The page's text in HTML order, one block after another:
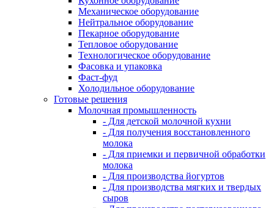
Механическое оборудование
Нейтральное оборудование
Пекарное оборудование
Тепловое оборудование
Технологическое оборудование
Фасовка и упаковка
Фаст-фуд
Холодильное оборудование
Готовые решения
Молочная промышленность
- Для детской молочной кухни
- Для получения восстановленного
молока
- Для приемки и первичной обработки
молока
- Для производства йогуртов
- Для производства мягких и твердых
сыров